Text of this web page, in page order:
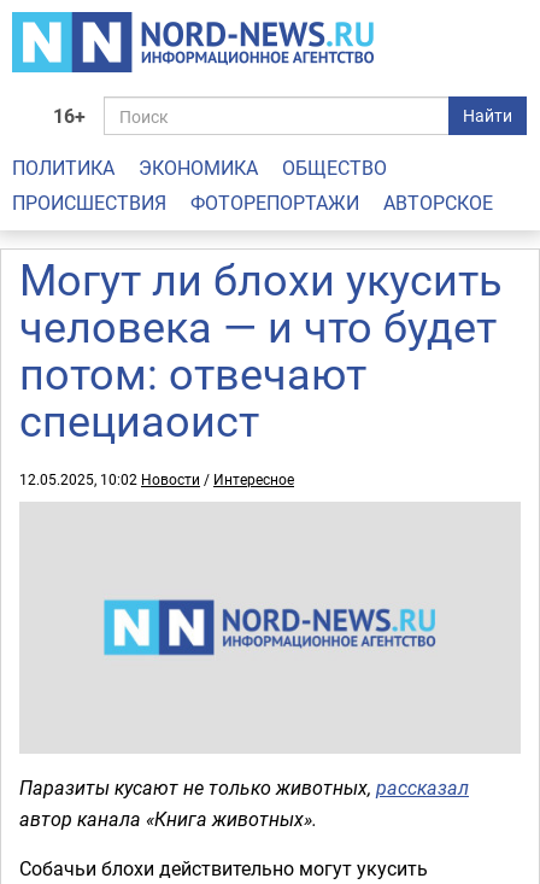
16+ Найти
ПОЛИТИКА ЭКОНОМИКА
ОБЩЕСТВО
ПРОИСШЕСТВИЯ
ФОТОРЕПОРТАЖИ АВТОРСКОЕ
Могут ли блохи укусить
человека — и что будет
потом: отвечают
специаоист
12.05.2025, 10:02 Новости / Интересное
Паразиты кусают не только животных, рассказал
автор канала «Книга животных».
Собачьи блохи действительно могут укусить